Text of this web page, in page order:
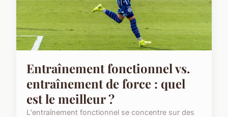
Entraînement fonctionnel vs.
entraînement de force : quel
est le meilleur ?
L'entraînement fonctionnel se concentre sur des